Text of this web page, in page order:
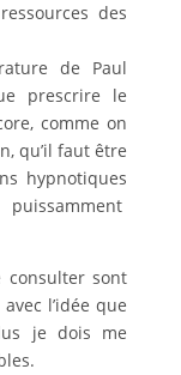
des
de Paul
prescrire le
comme on
qu’il faut être
hypnotiques
consulter sont
l’idée que
je dois me